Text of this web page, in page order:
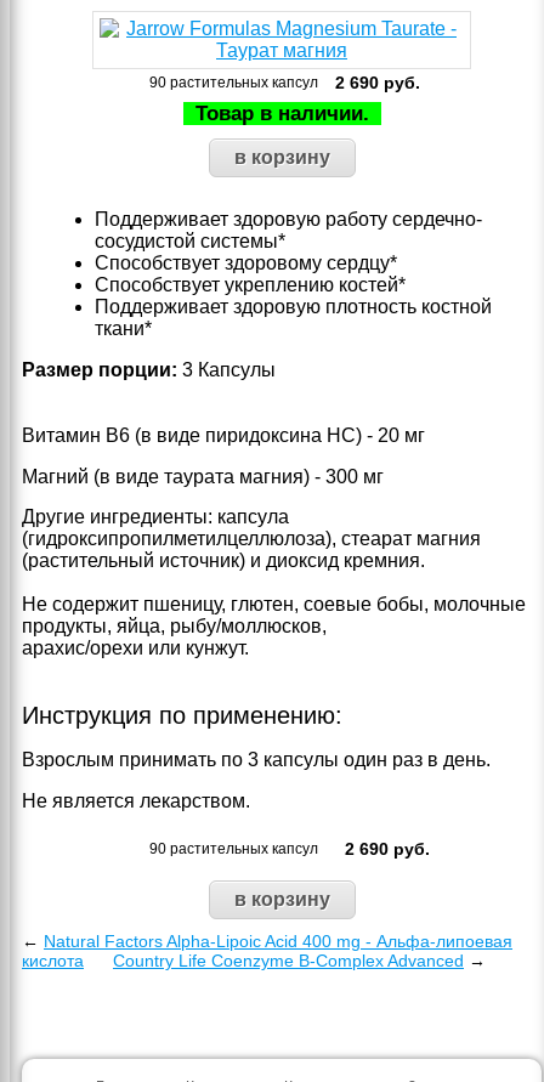
90 растительных капсул 2 690 руб.
Товар в наличии.
Поддерживает здоровую работу сердечно-
сосудистой системы*
Способствует здоровому сердцу*
Способствует укреплению костей*
Поддерживает здоровую плотность костной
ткани*
Размер порции: 3 Капсулы
Витамин В6 (в виде пиридоксина HC) - 20 мг
Магний (в виде таурата магния) - 300 мг
Другие ингредиенты: капсула
(гидроксипропилметилцеллюлоза), стеарат магния
(растительный источник) и диоксид кремния.
Не содержит пшеницу, глютен, соевые бобы, молочные
продукты, яйца, рыбу/моллюсков,
арахис/орехи или кунжут.
Инструкция по применению:
Взрослым принимать по 3 капсулы один раз в день.
Не является лекарством.
90 растительных капсул 2 690 руб.
← Natural Factors Alpha-Lipoic Acid 400 mg - Альфа-липоевая
кислота
Country Life Coenzyme B-Complex Advanced →